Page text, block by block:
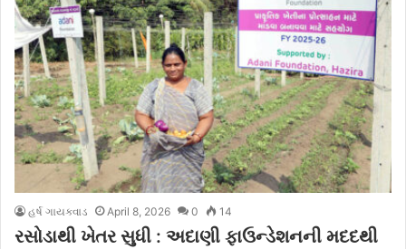
હર્ષ ગાયક્વાડ April 8, 2026 0 14
રસોડાથી ખેતર સુધી : અદાણી ફાઉન્ડેશનની મદદથી